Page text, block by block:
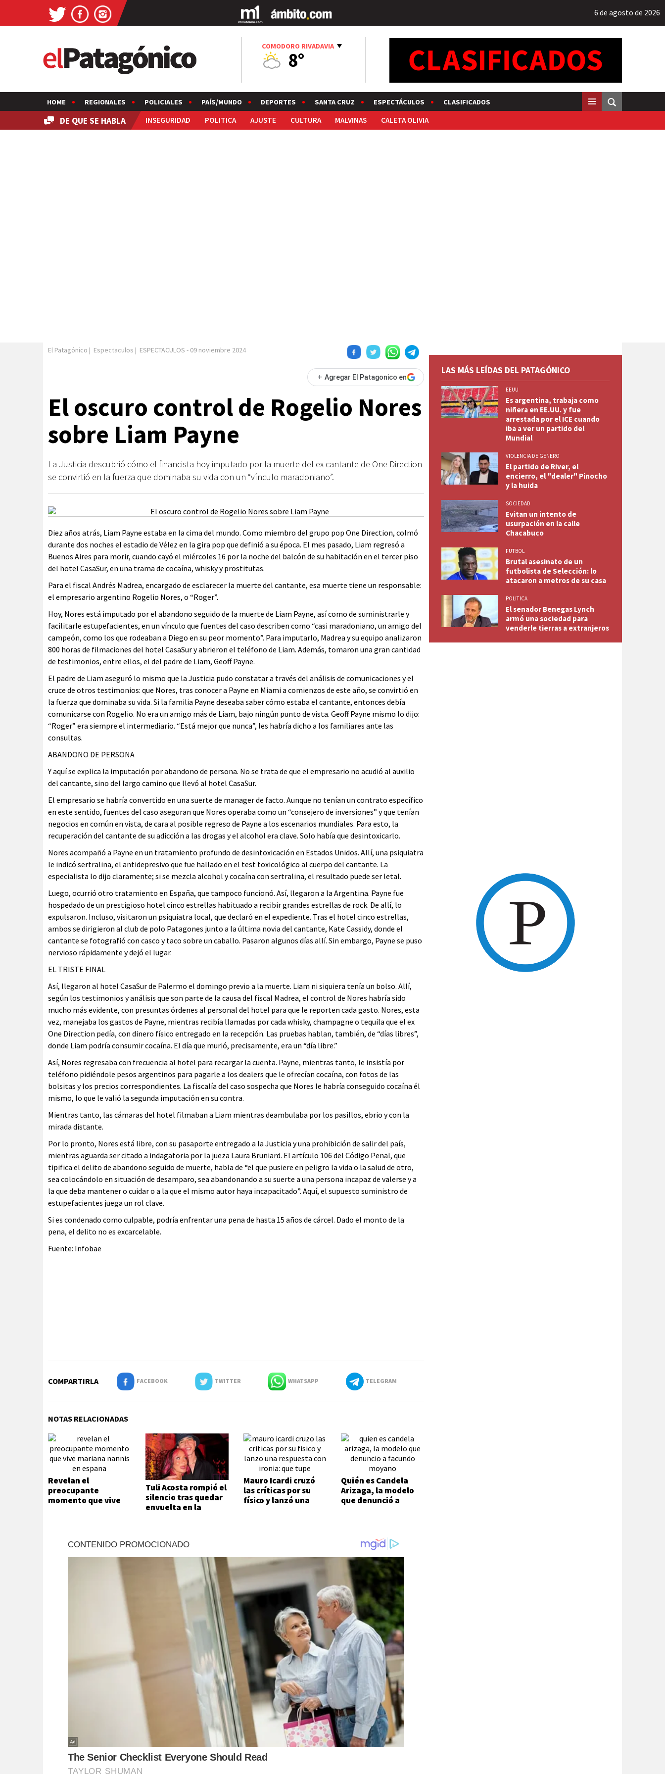
6 de agosto de 2026
COMODORO RIVADAVIA
8°
HOME REGIONALES POLICIALES PAÍS/MUNDO DEPORTES SANTA CRUZ ESPECTÁCULOS CLASIFICADOS
DE QUE SE HABLA INSEGURIDAD POLITICA AJUSTE CULTURA MALVINAS CALETA OLIVIA
El Patagónico | Espectaculos | ESPECTACULOS - 09 noviembre 2024
+ Agregar El Patagonico en
El oscuro control de Rogelio Nores
sobre Liam Payne
La Justicia descubrió cómo el financista hoy imputado por la muerte del ex cantante de One Direction
se convirtió en la fuerza que dominaba su vida con un “vínculo maradoniano”.
Diez años atrás, Liam Payne estaba en la cima del mundo. Como miembro del grupo pop One Direction, colmó
durante dos noches el estadio de Vélez en la gira pop que definió a su época. El mes pasado, Liam regresó a
Buenos Aires para morir, cuando cayó el miércoles 16 por la noche del balcón de su habitación en el tercer piso
del hotel CasaSur, en una trama de cocaína, whisky y prostitutas.
Para el fiscal Andrés Madrea, encargado de esclarecer la muerte del cantante, esa muerte tiene un responsable:
el empresario argentino Rogelio Nores, o “Roger”.
Hoy, Nores está imputado por el abandono seguido de la muerte de Liam Payne, así como de suministrarle y
facilitarle estupefacientes, en un vínculo que fuentes del caso describen como “casi maradoniano, un amigo del
campeón, como los que rodeaban a Diego en su peor momento”. Para imputarlo, Madrea y su equipo analizaron
800 horas de filmaciones del hotel CasaSur y abrieron el teléfono de Liam. Además, tomaron una gran cantidad
de testimonios, entre ellos, el del padre de Liam, Geoff Payne.
El padre de Liam aseguró lo mismo que la Justicia pudo constatar a través del análisis de comunicaciones y el
cruce de otros testimonios: que Nores, tras conocer a Payne en Miami a comienzos de este año, se convirtió en
la fuerza que dominaba su vida. Si la familia Payne deseaba saber cómo estaba el cantante, entonces debía
comunicarse con Rogelio. No era un amigo más de Liam, bajo ningún punto de vista. Geoff Payne mismo lo dijo:
“Roger” era siempre el intermediario. “Está mejor que nunca”, les habría dicho a los familiares ante las
consultas.
ABANDONO DE PERSONA
Y aquí se explica la imputación por abandono de persona. No se trata de que el empresario no acudió al auxilio
del cantante, sino del largo camino que llevó al hotel CasaSur.
El empresario se habría convertido en una suerte de manager de facto. Aunque no tenían un contrato específico
en este sentido, fuentes del caso aseguran que Nores operaba como un “consejero de inversiones” y que tenían
negocios en común en vista, de cara al posible regreso de Payne a los escenarios mundiales. Para esto, la
recuperación del cantante de su adicción a las drogas y el alcohol era clave. Solo había que desintoxicarlo.
Nores acompañó a Payne en un tratamiento profundo de desintoxicación en Estados Unidos. Allí, una psiquiatra
le indicó sertralina, el antidepresivo que fue hallado en el test toxicológico al cuerpo del cantante. La
especialista lo dijo claramente; si se mezcla alcohol y cocaína con sertralina, el resultado puede ser letal.
Luego, ocurrió otro tratamiento en España, que tampoco funcionó. Así, llegaron a la Argentina. Payne fue
hospedado de un prestigioso hotel cinco estrellas habituado a recibir grandes estrellas de rock. De allí, lo
expulsaron. Incluso, visitaron un psiquiatra local, que declaró en el expediente. Tras el hotel cinco estrellas,
ambos se dirigieron al club de polo Patagones junto a la última novia del cantante, Kate Cassidy, donde el
cantante se fotografió con casco y taco sobre un caballo. Pasaron algunos días allí. Sin embargo, Payne se puso
nervioso rápidamente y dejó el lugar.
EL TRISTE FINAL
Así, llegaron al hotel CasaSur de Palermo el domingo previo a la muerte. Liam ni siquiera tenía un bolso. Allí,
según los testimonios y análisis que son parte de la causa del fiscal Madrea, el control de Nores habría sido
mucho más evidente, con presuntas órdenes al personal del hotel para que le reporten cada gasto. Nores, esta
vez, manejaba los gastos de Payne, mientras recibía llamadas por cada whisky, champagne o tequila que el ex
One Direction pedía, con dinero físico entregado en la recepción. Las pruebas hablan, también, de “días libres”,
donde Liam podría consumir cocaína. El día que murió, precisamente, era un “día libre.”
Así, Nores regresaba con frecuencia al hotel para recargar la cuenta. Payne, mientras tanto, le insistía por
teléfono pidiéndole pesos argentinos para pagarle a los dealers que le ofrecían cocaína, con fotos de las
bolsitas y los precios correspondientes. La fiscalía del caso sospecha que Nores le habría conseguido cocaína él
mismo, lo que le valió la segunda imputación en su contra.
Mientras tanto, las cámaras del hotel filmaban a Liam mientras deambulaba por los pasillos, ebrio y con la
mirada distante.
Por lo pronto, Nores está libre, con su pasaporte entregado a la Justicia y una prohibición de salir del país,
mientras aguarda ser citado a indagatoria por la jueza Laura Bruniard. El artículo 106 del Código Penal, que
tipifica el delito de abandono seguido de muerte, habla de “el que pusiere en peligro la vida o la salud de otro,
sea colocándolo en situación de desamparo, sea abandonando a su suerte a una persona incapaz de valerse y a
la que deba mantener o cuidar o a la que el mismo autor haya incapacitado”. Aquí, el supuesto suministro de
estupefacientes juega un rol clave.
Si es condenado como culpable, podría enfrentar una pena de hasta 15 años de cárcel. Dado el monto de la
pena, el delito no es excarcelable.
Fuente: Infobae
COMPARTIRLA FACEBOOK TWITTER WHATSAPP TELEGRAM
NOTAS RELACIONADAS
Revelan el
preocupante
momento que vive
Tuli Acosta rompió el
silencio tras quedar
envuelta en la
Mauro Icardi cruzó
las críticas por su
físico y lanzó una
Quién es Candela
Arizaga, la modelo
que denunció a
LAS MÁS LEÍDAS DEL PATAGÓNICO
EEUU
Es argentina, trabaja como
niñera en EE.UU. y fue
arrestada por el ICE cuando
iba a ver un partido del
Mundial
VIOLENCIA DE GENERO
El partido de River, el
encierro, el "dealer" Pinocho
y la huida
SOCIEDAD
Evitan un intento de
usurpación en la calle
Chacabuco
FUTBOL
Brutal asesinato de un
futbolista de Selección: lo
atacaron a metros de su casa
POLITICA
El senador Benegas Lynch
armó una sociedad para
venderle tierras a extranjeros